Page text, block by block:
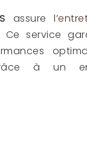
assure l’
Ce service
à un